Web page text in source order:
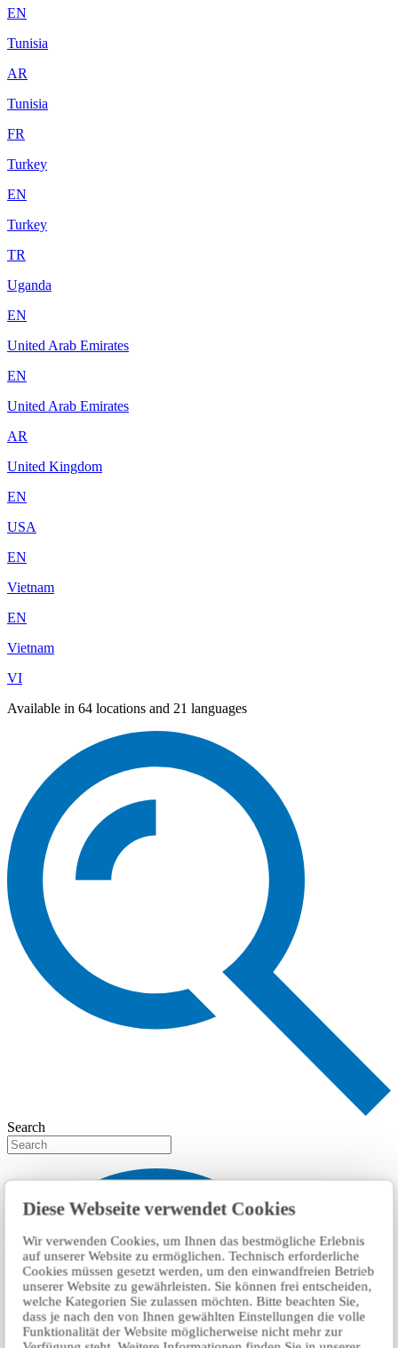
Diese Webseite verwendet Cookies
Wir verwenden Cookies, um Ihnen das bestmögliche Erlebnis
auf unserer Website zu ermöglichen. Technisch erforderliche
Cookies müssen gesetzt werden, um den einwandfreien Betrieb
unserer Website zu gewährleisten. Sie können frei entscheiden,
welche Kategorien Sie zulassen möchten. Bitte beachten Sie,
dass je nach den von Ihnen gewählten Einstellungen die volle
Funktionalität der Website möglicherweise nicht mehr zur
EN
Tunisia
AR
Tunisia
FR
Turkey
EN
Turkey
TR
Uganda
EN
United Arab Emirates
EN
United Arab Emirates
AR
United Kingdom
EN
USA
EN
Vietnam
EN
Vietnam
VI
Available in 64 locations and 21 languages
Search